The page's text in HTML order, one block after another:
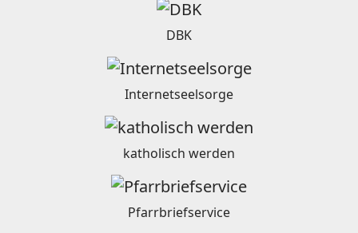
DBK
Internetseelsorge
katholisch werden
Pfarrbriefservice